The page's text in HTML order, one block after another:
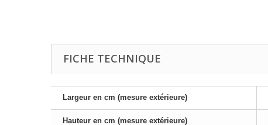
FICHE TECHNIQUE
Largeur en cm (mesure extérieure)
Hauteur en cm (mesure extérieure)